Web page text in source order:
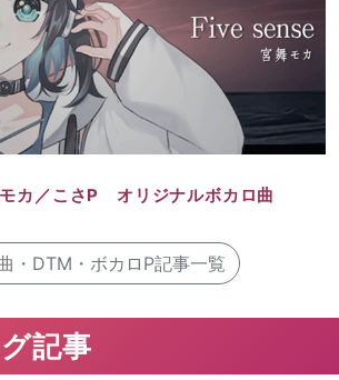
カ／こさP オリジナルボカロ曲
・DTM・ボカロP記事一覧
記事